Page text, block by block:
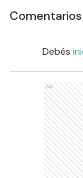
Comentarios
Debés
Ads